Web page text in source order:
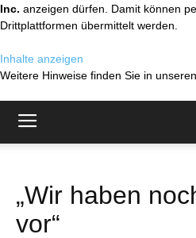
Inc. anzeigen dürfen. Damit können
Drittplattformen übermittelt werden.
Inhalte anzeigen
Weitere Hinweise finden Sie in unseren
„Wir haben
vor“